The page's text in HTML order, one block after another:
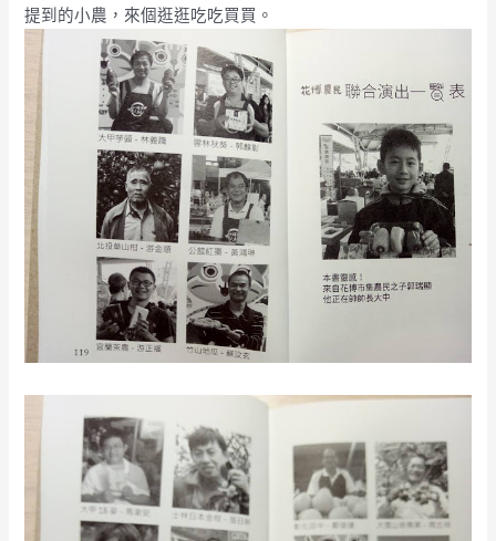
提到的小農，來個逛逛吃吃買買。